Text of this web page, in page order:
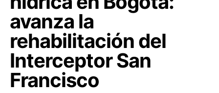
avanza la
rehabilitación del
Interceptor San
Francisco